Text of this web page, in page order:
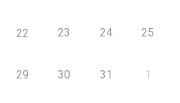
22 23 24 25
29 30 31 1